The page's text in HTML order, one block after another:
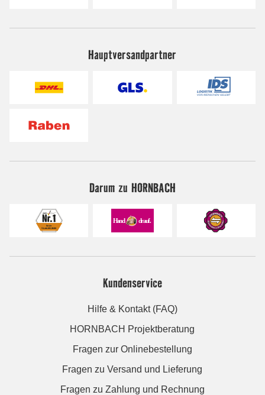
Hauptversandpartner
Darum zu HORNBACH
Kundenservice
Hilfe & Kontakt (FAQ)
HORNBACH Projektberatung
Fragen zur Onlinebestellung
Fragen zu Versand und Lieferung
Fragen zu Zahlung und Rechnung